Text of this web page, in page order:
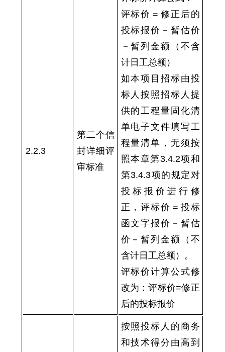
2.2.3
第二个信
封详细评
审标准
评标价＝修正后的
投标报价－暂估价
－暂列金额（不含
计日工总额）
如本项目招标由投
标人按照招标人提
供的工程量固化清
单电子文件填写工
程量清单，无须按
照本章第3.4.2项和
第3.4.3项的规定对
投标报价进行修
正，评标价＝投标
函文字报价－暂估
价－暂列金额（不
含计日工总额）。
评标价计算公式修
改为：评标价=修正
后的投标报价
按照投标人的商务
和技术得分由高到